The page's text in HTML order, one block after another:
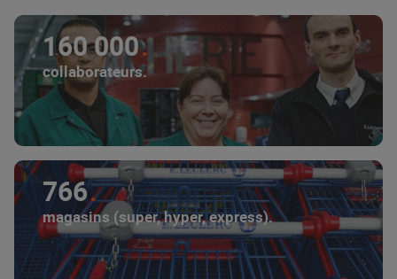
160 000
collaborateurs.
766
magasins (super, hyper, express).